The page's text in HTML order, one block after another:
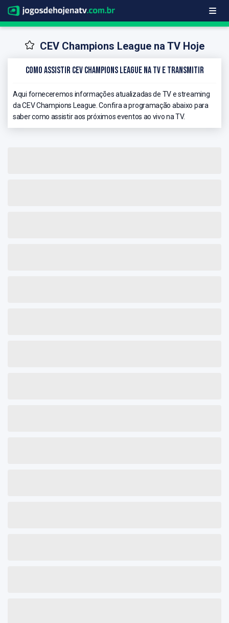
CEV Champions League na TV Hoje
Como Assistir CEV Champions League na TV e Transmitir
Aqui forneceremos informações atualizadas de TV e streaming
da CEV Champions League. Confira a programação abaixo para
saber como assistir aos próximos eventos ao vivo na TV.